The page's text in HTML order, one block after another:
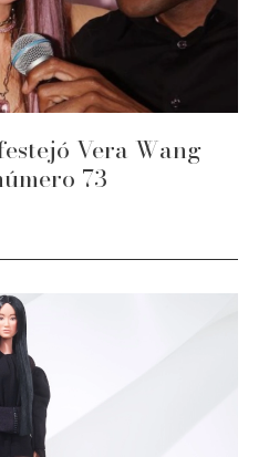
Vera Wang
73